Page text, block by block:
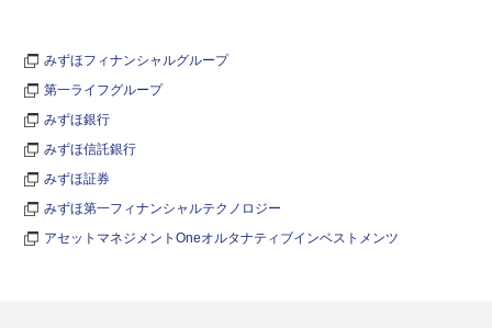
みずほフィナンシャルグループ
第一ライフグループ
みずほ銀行
みずほ信託銀行
みずほ証券
みずほ第一フィナンシャルテクノロジー
アセットマネジメントOneオルタナティブインベストメンツ